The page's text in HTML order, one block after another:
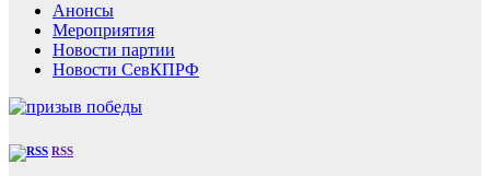
Анонсы
Мероприятия
Новости партии
Новости СевКПРФ
RSS